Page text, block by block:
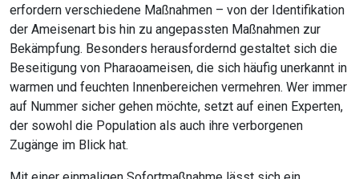
erfordern verschiedene Maßnahmen – von der Identifikation
der Ameisenart bis hin zu angepassten Maßnahmen zur
Bekämpfung. Besonders herausfordernd gestaltet sich die
Beseitigung von Pharaoameisen, die sich häufig unerkannt in
warmen und feuchten Innenbereichen vermehren. Wer immer
auf Nummer sicher gehen möchte, setzt auf einen Experten,
der sowohl die Population als auch ihre verborgenen
Zugänge im Blick hat.